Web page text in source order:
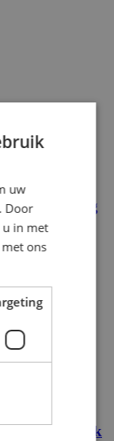
bij Flink
uw
Door
u in met
ons